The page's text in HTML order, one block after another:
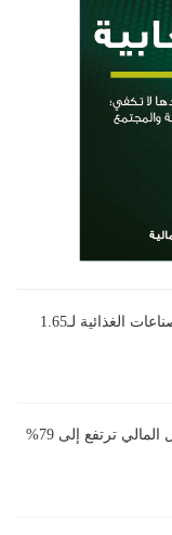
10 أسواق تقود نمو صادرات الصناعات الغذائية لـ1.65
البنك المركزي: معدلات الشمول المالي ترتفع إلى 79%